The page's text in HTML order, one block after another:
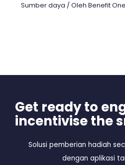
Sumber daya / Oleh Benefit One
Get ready to
incentivise the
Solusi pemberian hadiah
dengan aplikasi